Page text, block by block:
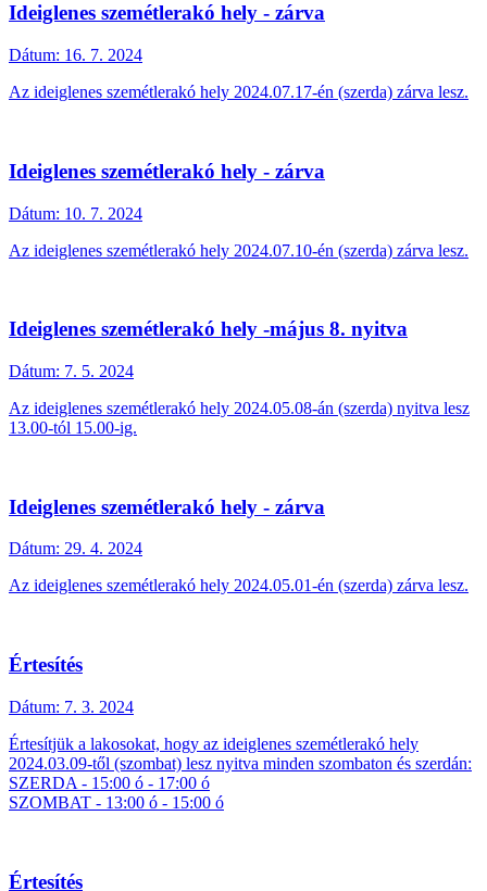
Ideiglenes szemétlerakó hely - zárva
Dátum: 16. 7. 2024
Az ideiglenes szemétlerakó hely 2024.07.17-én (szerda) zárva lesz.
Ideiglenes szemétlerakó hely - zárva
Dátum: 10. 7. 2024
Az ideiglenes szemétlerakó hely 2024.07.10-én (szerda) zárva lesz.
Ideiglenes szemétlerakó hely -május 8. nyitva
Dátum: 7. 5. 2024
Az ideiglenes szemétlerakó hely 2024.05.08-án (szerda) nyitva lesz
13.00-tól 15.00-ig.
Ideiglenes szemétlerakó hely - zárva
Dátum: 29. 4. 2024
Az ideiglenes szemétlerakó hely 2024.05.01-én (szerda) zárva lesz.
Értesítés
Dátum: 7. 3. 2024
Értesítjük a lakosokat, hogy az ideiglenes szemétlerakó hely
2024.03.09-től (szombat) lesz nyitva minden szombaton és szerdán:
SZERDA - 15:00 ó - 17:00 ó
SZOMBAT - 13:00 ó - 15:00 ó
Értesítés